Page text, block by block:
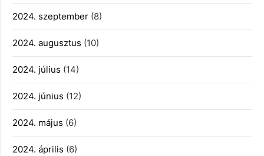
2024. szeptember (8)
2024. augusztus (10)
2024. július (14)
2024. június (12)
2024. május (6)
2024. április (6)